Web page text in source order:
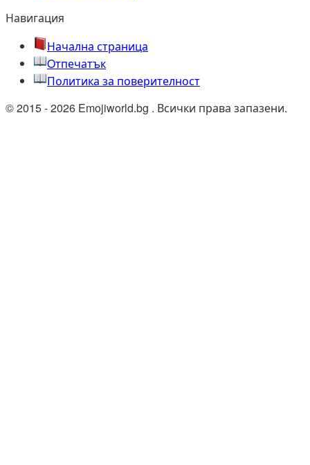
Навигация
Начална страница
Oтпечатък
Политика за поверителност
© 2015 - 2026 Emojiworld.bg . Всички права запазени.